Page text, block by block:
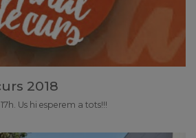
2018
Us hi esperem a tots!!!